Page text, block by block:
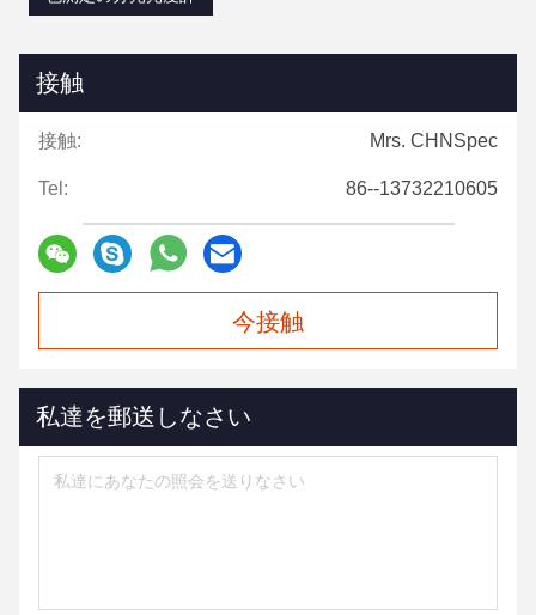
接触
接触: Mrs. CHNSpec
Tel: 86--13732210605
今接触
私達を郵送しなさい